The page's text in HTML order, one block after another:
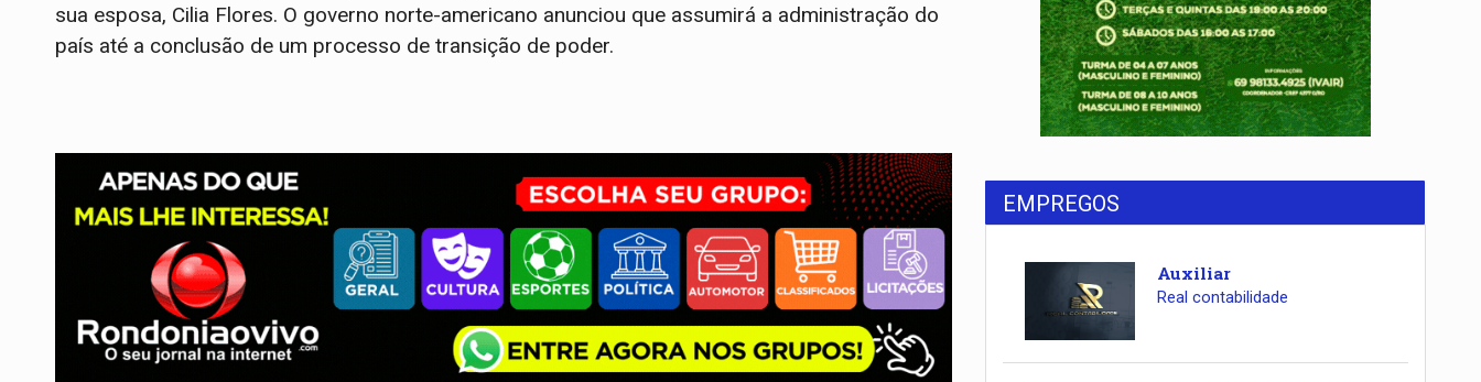
sua esposa, Cilia Flores. O governo norte-americano anunciou que assumirá a administração do
país até a conclusão de um processo de transição de poder.
EMPREGOS
Auxiliar
Real contabilidade